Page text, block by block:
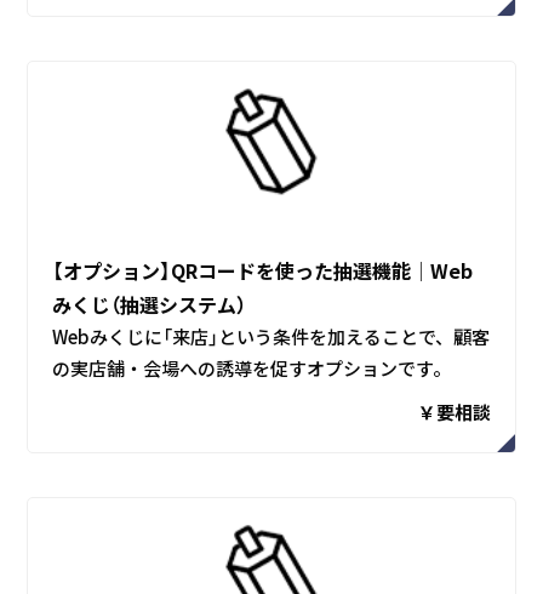
【オプション】QRコードを使った抽選機能│Web
みくじ（抽選システム）
Webみくじに「来店」という条件を加えることで、顧客
の実店舗・会場への誘導を促すオプションです。
￥要相談